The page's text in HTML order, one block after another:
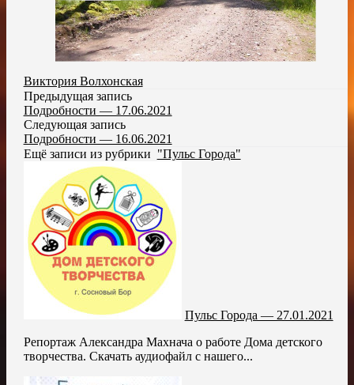
Виктория Волхонская
Предыдущая запись
Подробности — 17.06.2021
Следующая запись
Подробности — 16.06.2021
Ещё записи из рубрики "Пульс Города"
Пульс Города — 27.01.2021
Репортаж Александра Махнача о работе Дома детского
творчества. Скачать аудиофайл с нашего...